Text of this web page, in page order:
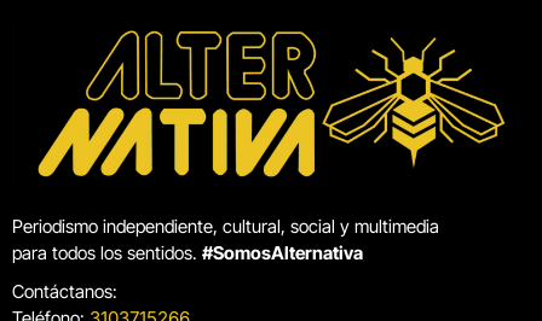
Periodismo independiente, cultural, social y multimedia
para todos los sentidos. #SomosAlternativa
Contáctanos: